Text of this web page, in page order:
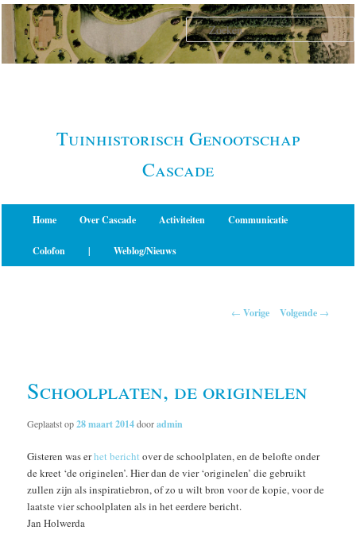
Spring
naar
primaire
Tuinhistorisch Genootschap
Cascade
Home Over Cascade Activiteiten Communicatie
Colofon | Weblog/Nieuws
← Vorige Volgende →
Schoolplaten, de originelen
Geplaatst op28 maart 2014dooradmin
Gisteren was erhet berichtover de schoolplaten, en de belofte onder
de kreet ‘de originelen’. Hier dan de vier ‘originelen’ die gebruikt
zullen zijn als inspiratiebron, of zo u wilt bron voor de kopie, voor de
laatste vier schoolplaten als in het eerdere bericht.
Jan Holwerda